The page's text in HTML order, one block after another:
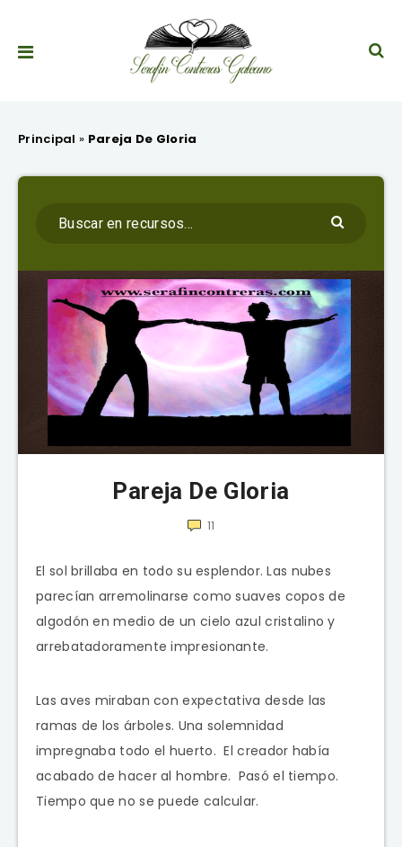
Principal » Pareja De Gloria
Pareja De Gloria
11
El sol brillaba en todo su esplendor. Las nubes
parecían arremolinarse como suaves copos de
algodón en medio de un cielo azul cristalino y
arrebatadoramente impresionante.
Las aves miraban con expectativa desde las
ramas de los árboles. Una solemnidad
impregnaba todo el huerto. El creador había
acabado de hacer al hombre. Pasó el tiempo.
Tiempo que no se puede calcular.